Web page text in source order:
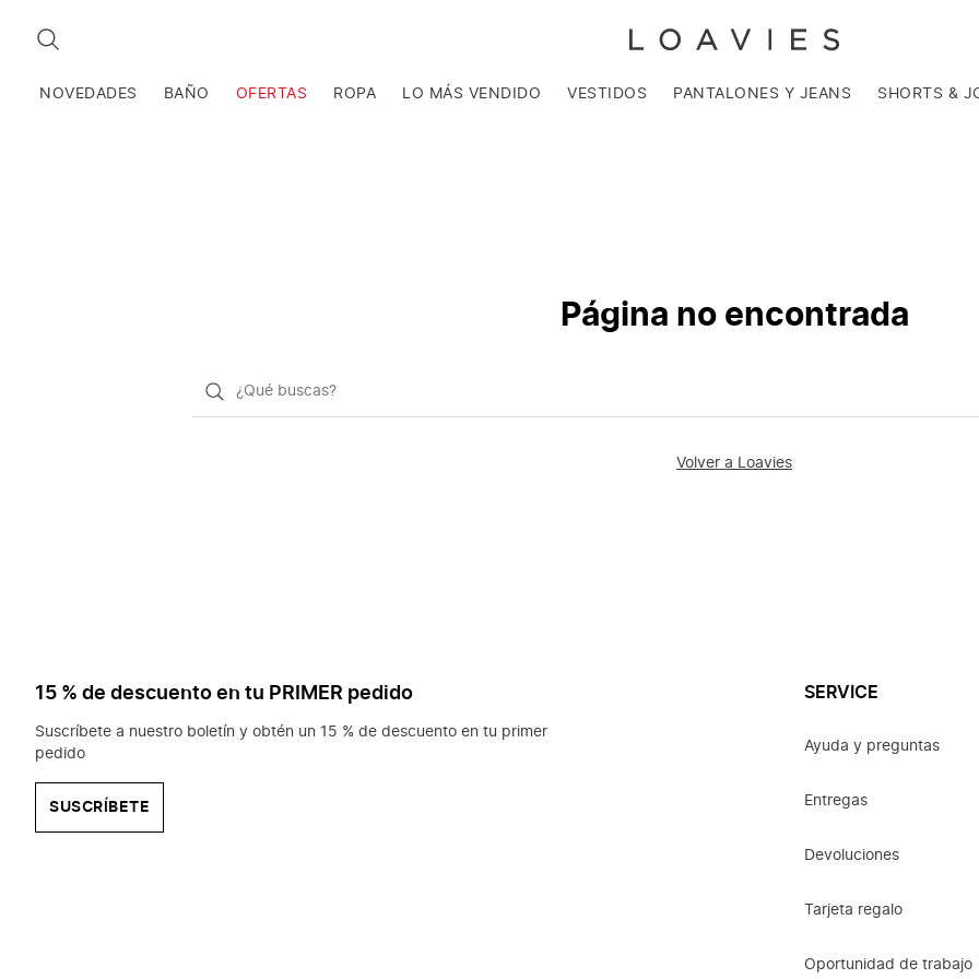
BUSCAR
NOVEDADES BAÑO OFERTAS ROPA LO MÁS VENDIDO VESTIDOS PANTALONES Y JEANS SHORTS &
Página no encontrada
¿Qué
Volver a Loavies
15 % de descuento en tu PRIMER pedido
Suscríbete a nuestro boletín y obtén un 15 % de descuento en tu primer
pedido
SUSCRÍBETE
SERVICE
Ayuda y preguntas
Entregas
Devoluciones
Tarjeta regalo
Oportunidad de trabajo